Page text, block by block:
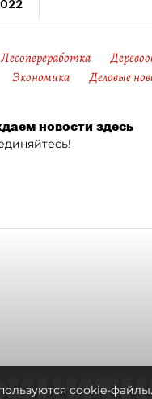
Лесопереработка
Экономика Деловые
новости здесь
cookie-